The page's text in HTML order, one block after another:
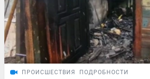
ПРОИСШЕСТВИЯ ПОДРОБНОСТИ